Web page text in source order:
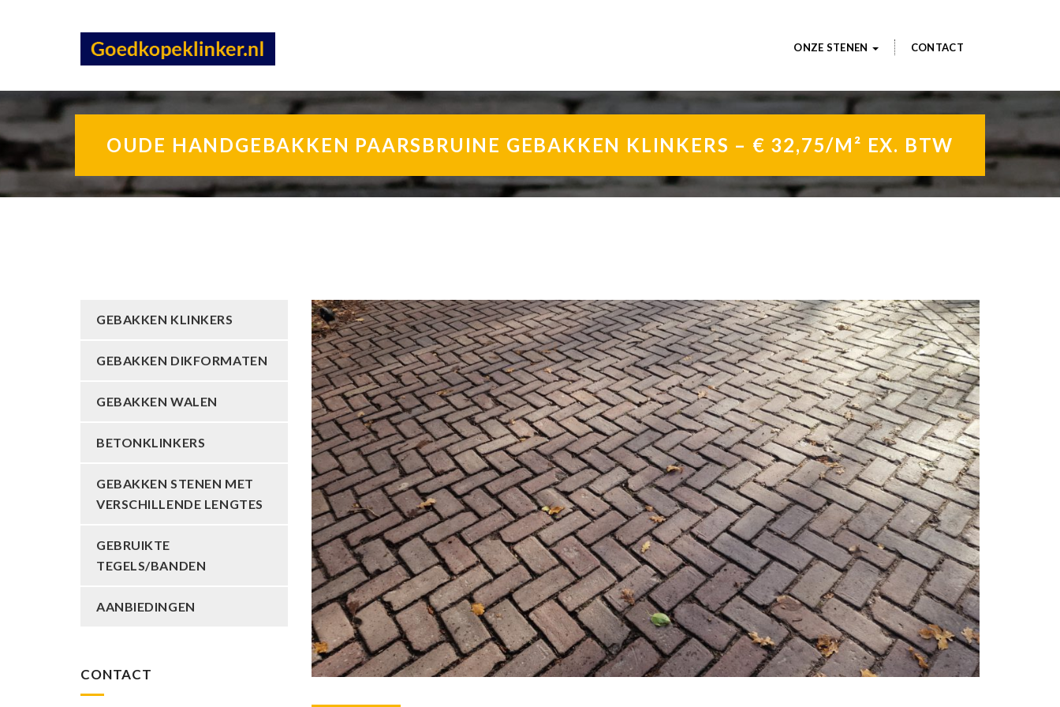
ONZE STENEN CONTACT
OUDE HANDGEBAKKEN PAARSBRUINE GEBAKKEN KLINKERS – € 32,75/M² EX. BTW
GEBAKKEN KLINKERS
GEBAKKEN DIKFORMATEN
GEBAKKEN WALEN
BETONKLINKERS
GEBAKKEN STENEN MET
VERSCHILLENDE LENGTES
GEBRUIKTE
TEGELS/BANDEN
AANBIEDINGEN
CONTACT